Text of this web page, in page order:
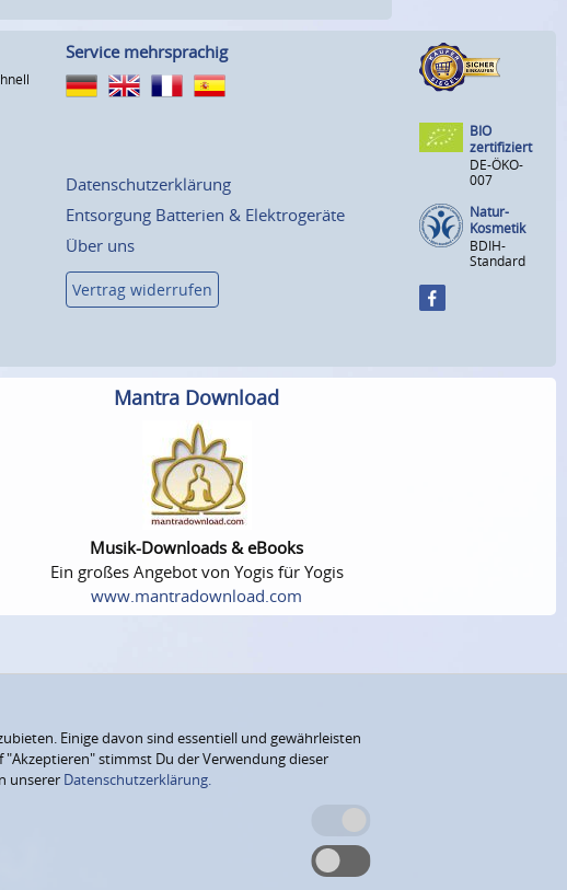
Service mehrsprachig
Datenschutzerklärung
Entsorgung Batterien & Elektrogeräte
Über uns
Vertrag widerrufen
BIO
zertifiziert
DE-ÖKO-
007
Natur-
Kosmetik
BDIH-
Standard
Mantra Download
Musik-Downloads & eBooks
Ein großes Angebot von Yogis für Yogis
www.mantradownload.com
Einige davon sind essentiell und gewährleisten
stimmst Du der Verwendung dieser
unserer Datenschutzerklärung.